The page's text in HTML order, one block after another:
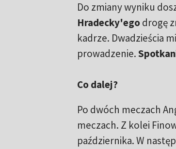
Do zmiany wyniku
Hradecky'ego drogę
kadrze. Dwadzieścia
prowadzenie.
Co dalej?
Po dwóch meczach
meczach. Z kolei
października. W